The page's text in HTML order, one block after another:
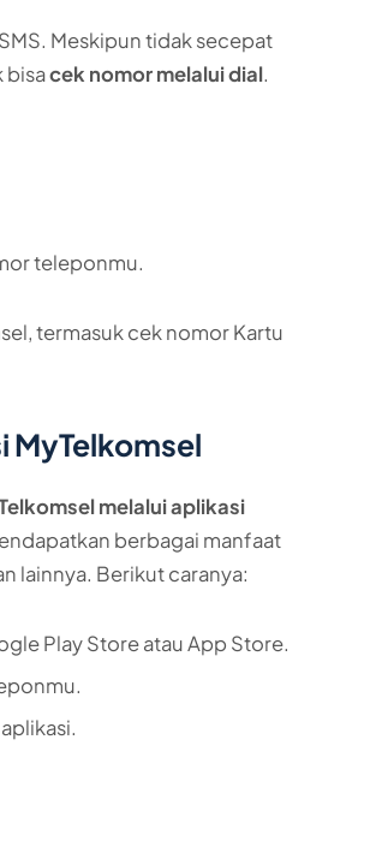
Meskipun tidak secepat
bisacek nomor melalui dial.
teleponmu.
termasuk cek nomor Kartu
MyTelkomsel
melalui aplikasi
berbagai manfaat
lainnya. Berikut caranya:
Play Store atau App Store.